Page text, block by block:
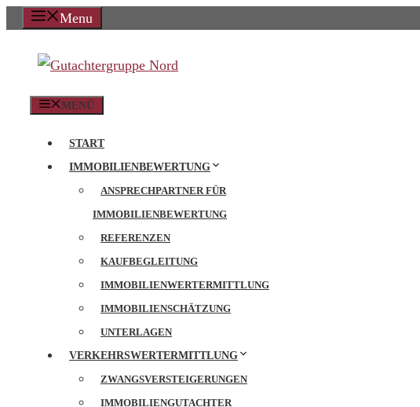
Zum
springen
Menu
MENÜ
START
IMMOBILIENBEWERTUNG
ANSPRECHPARTNER FÜR
IMMOBILIENBEWERTUNG
REFERENZEN
KAUFBEGLEITUNG
IMMOBILIENWERTERMITTLUNG
IMMOBILIENSCHÄTZUNG
UNTERLAGEN
VERKEHRSWERTERMITTLUNG
ZWANGSVERSTEIGERUNGEN
IMMOBILIENGUTACHTER